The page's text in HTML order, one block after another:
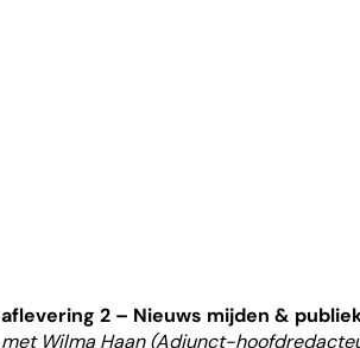
aflevering 2 – Nieuws mijden &
met Wilma Haan (Adjunct-